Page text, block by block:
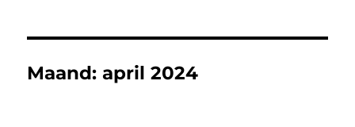
Maand:april 2024